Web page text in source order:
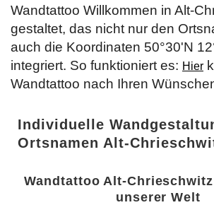
Wandtattoo Willkommen in Alt-
gestaltet, das nicht nur den
auch die Koordinaten 50°30'N
integriert. So funktioniert es: Hier
Wandtattoo nach Ihren
Individuelle
Ortsnamen Alt-
Wandtattoo Alt-
unserer Welt